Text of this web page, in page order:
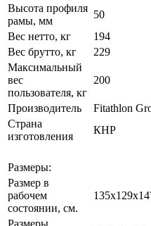
Высота профиля
рамы, мм
50
Вес нетто, кг
194
Вес брутто, кг
229
Максимальный
вес
пользователя, кг
200
Производитель
Fitathlon
Страна
изготовления
КНР
Размеры:
Размер в
рабочем
состоянии, см.